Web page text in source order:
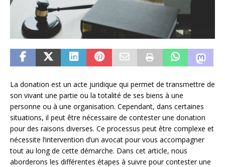
La donation est un acte juridique qui permet de transmettre de
son vivant une partie ou la totalité de ses biens à une
personne ou à une organisation. Cependant, dans certaines
situations, il peut être nécessaire de contester une donation
pour des raisons diverses. Ce processus peut être complexe et
nécessite l’intervention d’un avocat pour vous accompagner
tout au long de cette démarche. Dans cet article, nous
aborderons les différentes étapes à suivre pour contester une